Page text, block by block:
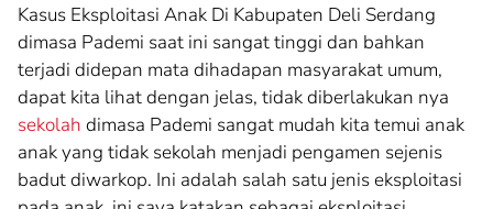
Kasus Eksploitasi Anak Di Kabupaten Deli Serdang
dimasa Pademi saat ini sangat tinggi dan bahkan
terjadi didepan mata dihadapan masyarakat umum,
dapat kita lihat dengan jelas, tidak diberlakukan nya
sekolah dimasa Pademi sangat mudah kita temui anak
anak yang tidak sekolah menjadi pengamen sejenis
badut diwarkop. Ini adalah salah satu jenis eksploitasi